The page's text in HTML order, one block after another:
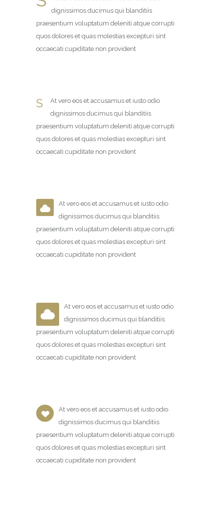
dignissimos ducimus qui blanditiis
praesentium voluptatum deleniti atque corrupti
quos dolores et quas molestias excepturi sint
occaecati cupiditate non provident
S
At vero eos et accusamus et iusto odio
dignissimos ducimus qui blanditiis
praesentium voluptatum deleniti atque corrupti
quos dolores et quas molestias excepturi sint
occaecati cupiditate non provident
At vero eos et accusamus et iusto odio
dignissimos ducimus qui blanditiis
praesentium voluptatum deleniti atque corrupti
quos dolores et quas molestias excepturi sint
occaecati cupiditate non provident
At vero eos et accusamus et iusto odio
dignissimos ducimus qui blanditiis
praesentium voluptatum deleniti atque corrupti
quos dolores et quas molestias excepturi sint
occaecati cupiditate non provident
At vero eos et accusamus et iusto odio
dignissimos ducimus qui blanditiis
praesentium voluptatum deleniti atque corrupti
quos dolores et quas molestias excepturi sint
occaecati cupiditate non provident